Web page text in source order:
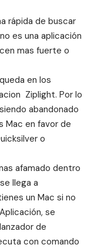
rápida de buscar
es una aplicación
mas fuerte o
en los
Ziplight. Por lo
abandonado
Mac en favor de
o
afamado dentro
llega a
un Mac si no
se
de
con comando